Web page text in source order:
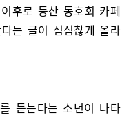
후로 등산 동호회 카페
는 글이 심심찮게 올라
듣는다는 소년이 나타